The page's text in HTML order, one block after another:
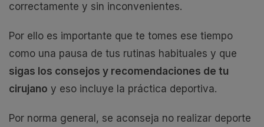
correctamente y sin inconvenientes.
Por ello es importante que te tomes ese tiempo
como una pausa de tus rutinas habituales y que
sigas los consejos y recomendaciones de tu
cirujano y eso incluye la práctica deportiva.
Por norma general, se aconseja no realizar deporte